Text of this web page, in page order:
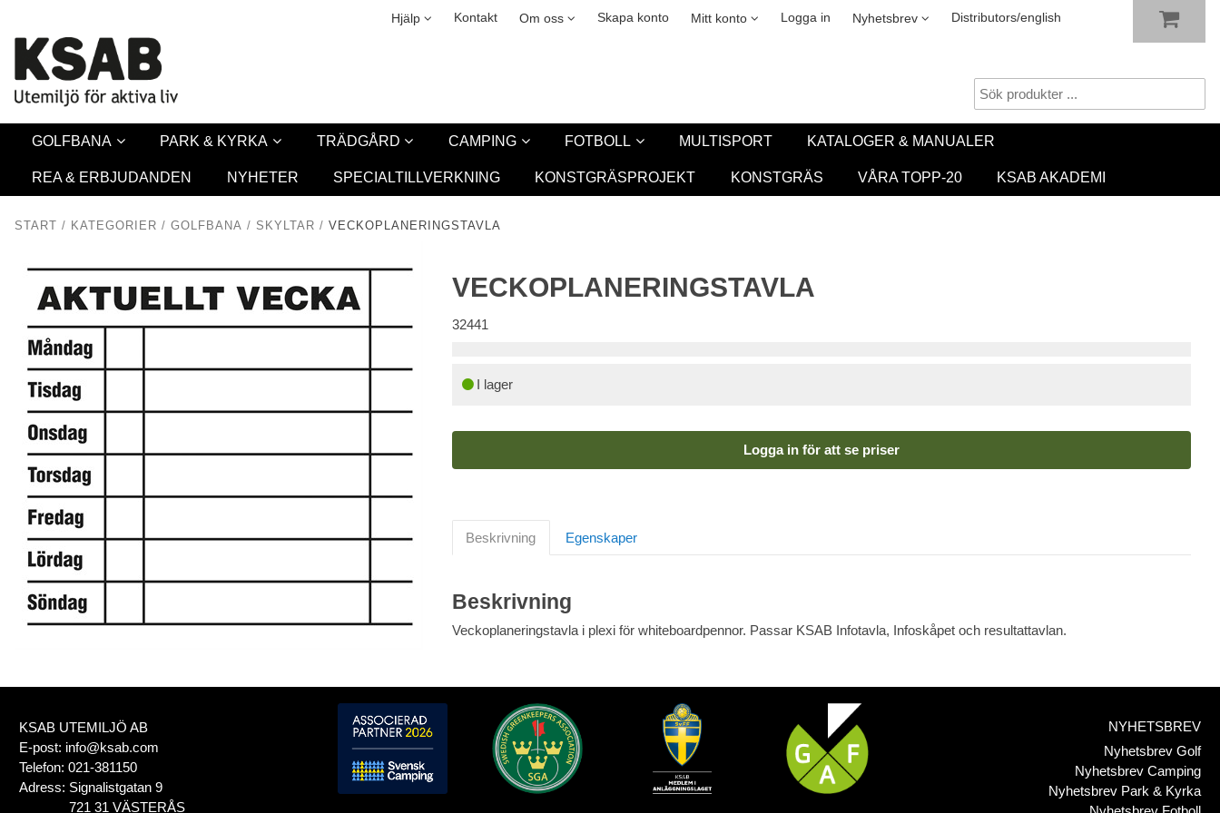
Hjälp
Säkerhet & Cookies Kontakt Om oss
Leasing Skapa konto Mitt konto Logga in Nyhetsbrev
Newsletter Distributors/english
GOLFBANA PARK & KYRKA TRÄDGÅRD CAMPING FOTBOLL MULTISPORT KATALOGER & MANUALER
REA & ERBJUDANDEN NYHETER SPECIALTILLVERKNING KONSTGRÄSPROJEKT KONSTGRÄS VÅRA TOPP-20 KSAB AKADEMI
START / KATEGORIER / GOLFBANA / SKYLTAR / VECKOPLANERINGSTAVLA
VECKOPLANERINGSTAVLA
32441
I lager
Logga in för att se priser
Beskrivning Egenskaper
Beskrivning
Veckoplaneringstavla i plexi för whiteboardpennor. Passar KSAB Infotavla, Infoskåpet och resultattavlan.
KSAB UTEMILJÖ AB
E-post: info@ksab.com
Telefon: 021-381150
Adress: Signalistgatan 9
721 31 VÄSTERÅS
NYHETSBREV
Nyhetsbrev Golf
Nyhetsbrev Camping
Nyhetsbrev Park & Kyrka